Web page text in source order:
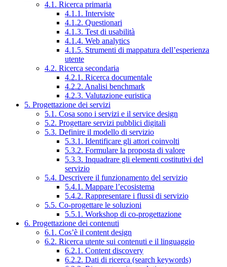
4.1. Ricerca primaria
4.1.1. Interviste
4.1.2. Questionari
4.1.3. Test di usabilità
4.1.4. Web analytics
4.1.5. Strumenti di mappatura dell’esperienza
utente
4.2. Ricerca secondaria
4.2.1. Ricerca documentale
4.2.2. Analisi benchmark
4.2.3. Valutazione euristica
5. Progettazione dei servizi
5.1. Cosa sono i servizi e il service design
5.2. Progettare servizi pubblici digitali
5.3. Definire il modello di servizio
5.3.1. Identificare gli attori coinvolti
5.3.2. Formulare la proposta di valore
5.3.3. Inquadrare gli elementi costitutivi del
servizio
5.4. Descrivere il funzionamento del servizio
5.4.1. Mappare l’ecosistema
5.4.2. Rappresentare i flussi di servizio
5.5. Co-progettare le soluzioni
5.5.1. Workshop di co-progettazione
6. Progettazione dei contenuti
6.1. Cos’è il content design
6.2. Ricerca utente sui contenuti e il linguaggio
6.2.1. Content discovery
6.2.2. Dati di ricerca (search keywords)